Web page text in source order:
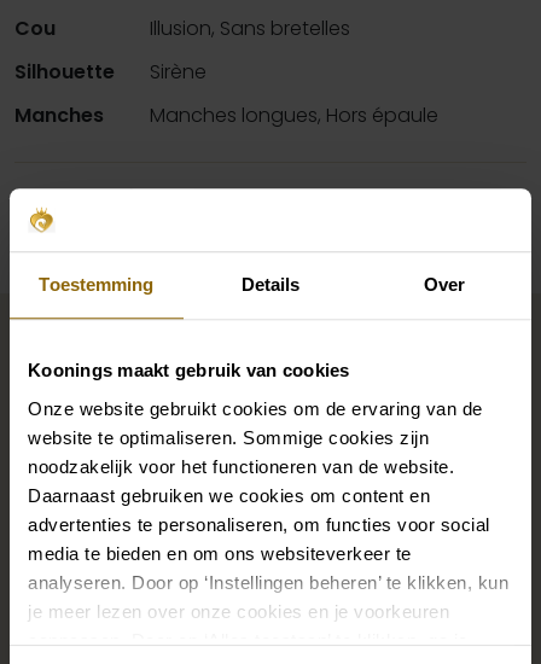
Toestemming Details Over
Koonings maakt gebruik van cookies
Onze website gebruikt cookies om de ervaring van de
website te optimaliseren. Sommige cookies zijn
noodzakelijk voor het functioneren van de website.
Daarnaast gebruiken we cookies om content en
advertenties te personaliseren, om functies voor social
media te bieden en om ons websiteverkeer te
analyseren. Door op ‘Instellingen beheren’ te klikken, kun
je meer lezen over onze cookies en je voorkeuren
aanpassen. Door op ‘Alles toestaan’ te klikken, ga je
Cou
Illusion, Sans bretelles
Silhouette
Sirène
Manches
Manches longues, Hors épaule
Disponibilité par magasin
Complétez votre look de
mariée
Des chaussures de mariage parfaites sous votre robe
de mariée, mais aussi des colliers, des bracelets et des
boucles d'oreilles assortis à votre robe de mariée ou
un beau voile, un bandeau ou une épingle à cheveux
pour votre coiffure de mariée : votre look de mariée
n'est complet que s'il est assorti à des accessoires.
Grâce à notre vaste boutique d'accessoires pour les